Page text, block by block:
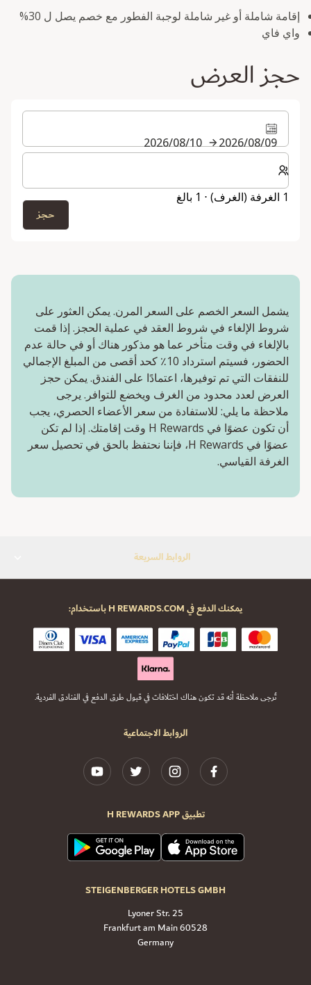
إقامة شاملة أو غير شاملة لوجبة الفطور مع خصم يصل ل 30%
واي فاي
حجز العرض
09‏/08‏/2026
10‏/08‏/2026
حدد عدد الغرف والضيوف لإقامتك
1 الغرفة (الغرف) ⋅ 1 بالغ
حجز
يشمل السعر الخصم على السعر المرن. يمكن العثور على
شروط الإلغاء في شروط العقد في عملية الحجز. إذا قمت
بالإلغاء في وقت متأخر عما هو مذكور هناك أو في حالة عدم
الحضور، فسيتم استرداد 10٪ كحد أقصى من المبلغ الإجمالي
للنفقات التي تم توفيرها، اعتمادًا على الفندق. يمكن حجز
العرض لعدد محدود من الغرف ويخضع للتوافر. يرجى
ملاحظة ما يلي: للاستفادة من سعر الأعضاء الحصري، يجب
أن تكون عضوًا في H Rewards وقت إقامتك. إذا لم تكن
عضوًا في H Rewards، فإننا نحتفظ بالحق في تحصيل سعر
الغرفة القياسي.
الروابط السريعة
الروابط الاجتماعية
تطبيق H REWARDS APP
STEIGENBERGER HOTELS GMBH
Lyoner Str. 25
60528 Frankfurt am Main
Germany
يمكنك الدفع في H REWARDS.COM باستخدام:
تُرجى ملاحظة أنه قد تكون هناك اختلافات في قبول طرق الدفع في الفنادق الفردية.